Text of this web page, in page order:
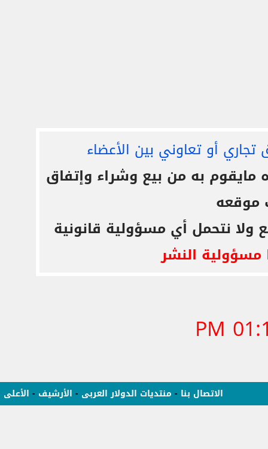
أو تعاوني بين الأعضاء
به من بيع وشراء وإتفاق
موقعه
ولا نتحمل أي مسؤولية قانونية
مسؤولية النشر
الاتصال بنا - منتديات الدولار العربى - الأرشيف - الأعلى